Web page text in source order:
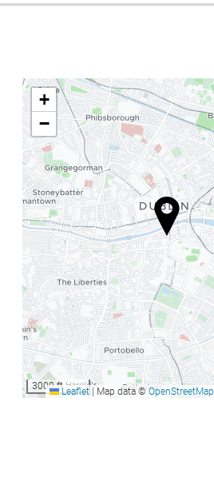
+
−
3000 ftLeaflet Map data ©OpenStreetMap